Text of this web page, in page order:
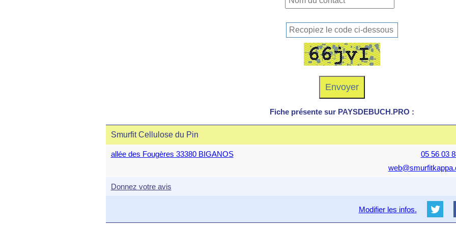
Fiche présente sur PAYSDEBUCH.PRO :
Smurfit Cellulose du Pin
allée des Fougères 33380 BIGANOS
05 56 03
Donnez votre avis
Modifier les infos.